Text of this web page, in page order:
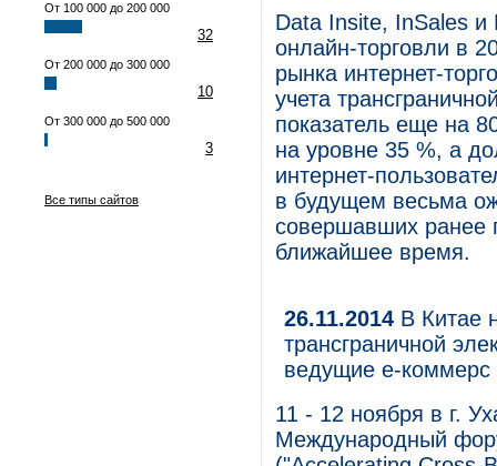
От 100 000 до 200 000
32
От 200 000 до 300 000
10
От 300 000 до 500 000
3
Все типы сайтов
Data Insite, InSales и
онлайн-торговли в
рынка интернет-
учета
показатель еще на
на уровне 35 %, а
интернет-
в будущем весьма
совершавших ранее
ближайшее время.
26.11.2014 В Китае
трансграничной
ведущие е-коммерс
11 - 12 ноября в г.
Международный